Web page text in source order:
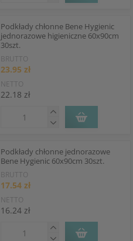
Podkłady chłonne Bene Hygienic
jednorazowe higieniczne 60x90cm
30szt.
BRUTTO
23.95 zł
NETTO
22.18 zł
Podkłady chłonne jednorazowe
Bene Hygienic 60x90cm 30szt.
BRUTTO
17.54 zł
NETTO
16.24 zł